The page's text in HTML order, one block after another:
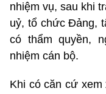
nhiệm vụ, sau khi
uỷ, tổ chức Đảng,
có thẩm quyền,
nhiệm cán bộ.
Khi có căn cứ xem